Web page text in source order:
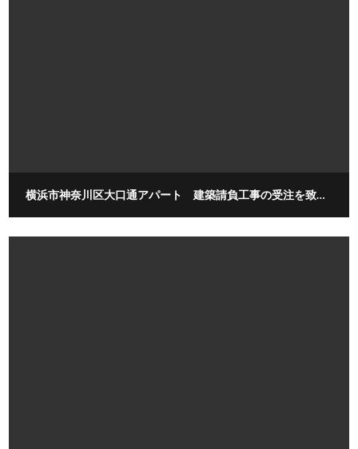
横浜市神奈川区大口通アパート 建築請負工事の受注を致しました。